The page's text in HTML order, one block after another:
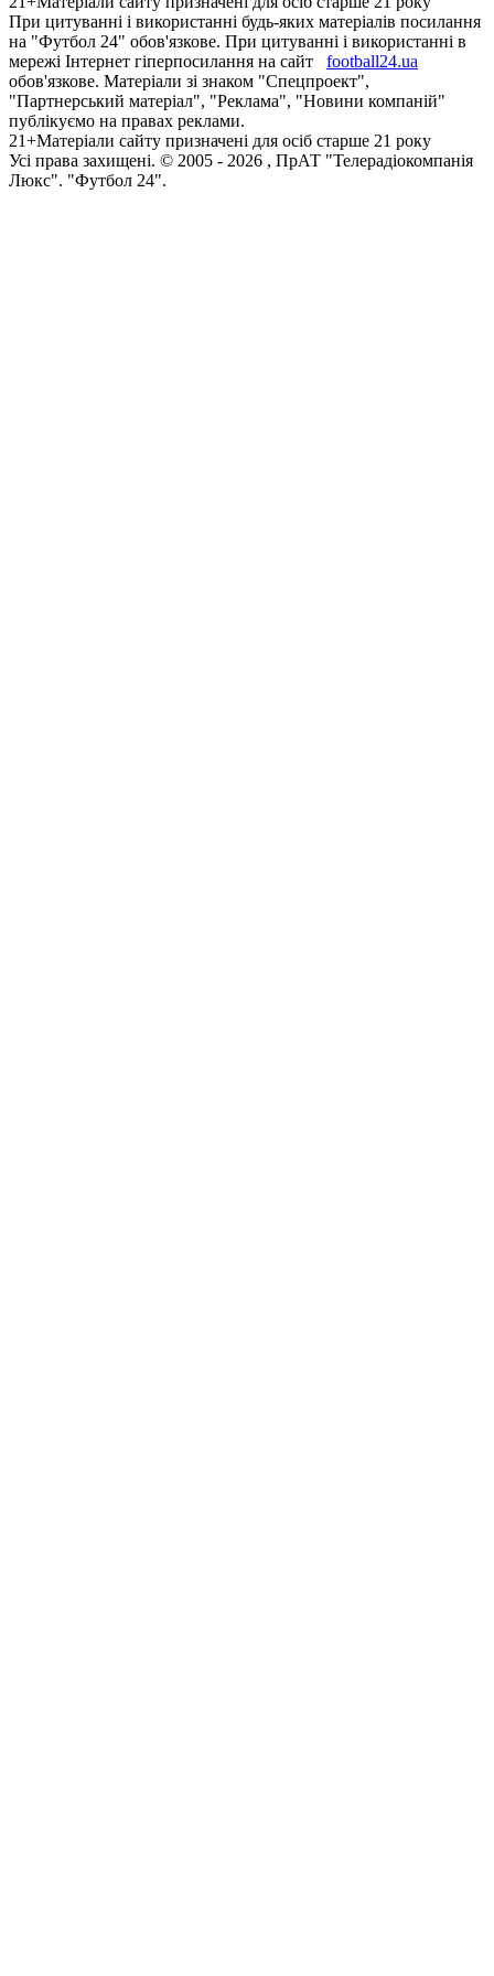
При цитуванні і використанні будь-яких матеріалів посилання
на "Футбол 24" обов'язкове. При цитуванні і використанні в
мережі Інтернет гіперпосилання на сайт
football24.ua
обов'язкове. Матеріали зі знаком "Спецпроект",
"Партнерський матеріал", "Реклама", "Новини компаній"
публікуємо на правах реклами.
21+Матеріали сайту призначені для осіб старше 21 року
Усi права захищенi. © 2005 - 2026 , ПрАТ "Телерадіокомпанія
Люкс". "Футбол 24".